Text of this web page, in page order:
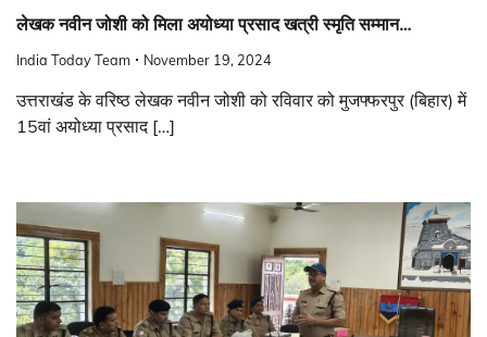
लेखक नवीन जोशी को मिला अयोध्या प्रसाद खत्री स्मृति सम्मान…
India Today Team November 19, 2024
उत्तराखंड के वरिष्ठ लेखक नवीन जोशी को रविवार को मुजफ्फरपुर (बिहार) में
15वां अयोध्या प्रसाद […]